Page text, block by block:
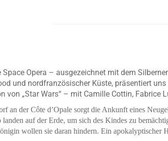
Opera – ausgezeichnet mit dem
und nordfranzösischer Küste, präsentiert uns
von „Star Wars“ – mit Camille Cottin, Fabrice
an der Côte d’Opale sorgt die Ankunft eines
landen auf der Erde, um sich des Kindes zu
wollen sie daran hindern. Ein apokalyptischer